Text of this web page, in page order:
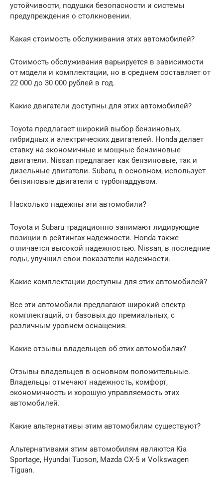
устойчивости, подушки безопасности и системы
предупреждения о столкновении.
Какая стоимость обслуживания этих автомобилей?
Стоимость обслуживания варьируется в зависимости
от модели и комплектации, но в среднем составляет от
22 000 до 30 000 рублей в год.
Какие двигатели доступны для этих автомобилей?
Toyota предлагает широкий выбор бензиновых,
гибридных и электрических двигателей. Honda делает
ставку на экономичные и мощные бензиновые
двигатели. Nissan предлагает как бензиновые, так и
дизельные двигатели. Subaru, в основном, использует
бензиновые двигатели с турбонаддувом.
Насколько надежны эти автомобили?
Toyota и Subaru традиционно занимают лидирующие
позиции в рейтингах надежности. Honda также
отличается высокой надежностью. Nissan, в последние
годы, улучшил свои показатели надежности.
Какие комплектации доступны для этих автомобилей?
Все эти автомобили предлагают широкий спектр
комплектаций, от базовых до премиальных, с
различным уровнем оснащения.
Какие отзывы владельцев об этих автомобилях?
Отзывы владельцев в основном положительные.
Владельцы отмечают надежность, комфорт,
экономичность и хорошую управляемость этих
автомобилей.
Какие альтернативы этим автомобилям существуют?
Альтернативами этим автомобилям являются Kia
Sportage, Hyundai Tucson, Mazda CX-5 и Volkswagen
Tiguan.